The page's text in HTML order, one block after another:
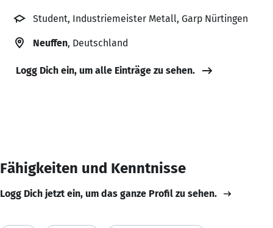
Student, Industriemeister Metall, Garp Nürtingen
Neuffen, Deutschland
Logg Dich ein, um alle Einträge zu sehen.
Fähigkeiten und Kenntnisse
Logg Dich jetzt ein, um das ganze Profil zu sehen.